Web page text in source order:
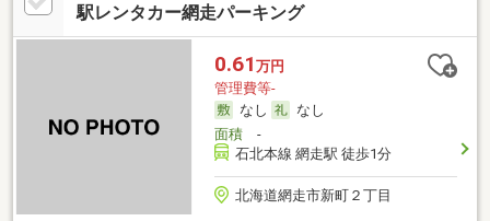
駅レンタカー網走パーキング
0.61 万円
管理費等-
なし
なし
面積-
石北本線 網走駅 徒歩1分
北海道網走市新町２丁目